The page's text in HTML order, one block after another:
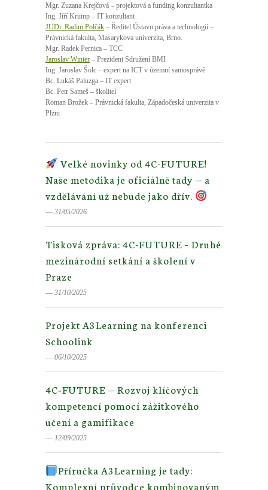
Mgr. Zuzana Krejčová – projektová a funding konzultantka
Ing. Jiří Krump – IT konzultant
JUDr. Radim Polčák – Ředitel Ústavu práva a technologií –
Právnická fakulta, Masarykova univerzita, Brno.
Mgr. Radek Pernica – TCC
Jaroslav Winter – Prezident Sdružení BMI
Ing. Jaroslav Šolc – expert na ICT v územní samosprávě
Bc. Lukáš Paluzga – IT expert
Bc. Petr Sameš – školitel
Roman Brožek – Právnická fakulta, Západočeská univerzita v
Plzni
Velké novinky od 4C-FUTURE!
Naše metodika je oficiálně tady — a
vzdělávání už nebude jako dřív.
― 31/05/2026
Tisková zpráva: 4C-FUTURE – Druhé
mezinárodní setkání a školení v
Praze
― 31/10/2025
Projekt A3Learning na konferenci
Schoolink
― 06/10/2025
4C‑FUTURE — Rozvoj klíčových
kompetencí pomocí zážitkového
učení a gamifikace
― 12/09/2025
Příručka A3Learning je tady:
Komplexní průvodce kombinovaným